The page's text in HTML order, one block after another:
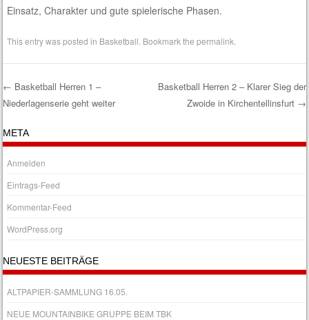
Einsatz, Charakter und gute spielerische Phasen.
This entry was posted in Basketball . Bookmark thepermalink
Post navigation
← Basketball Herren 1 –
Niederlagenserie geht weiter
Basketball Herren 2 – Klarer Sieg der
Zwoide in Kirchentellinsfurt →
META
Anmelden
Eintrags-Feed
Kommentar-Feed
WordPress.org
NEUESTE BEITRÄGE
ALTPAPIER-SAMMLUNG 16.05.
NEUE MOUNTAINBIKE GRUPPE BEIM TBK